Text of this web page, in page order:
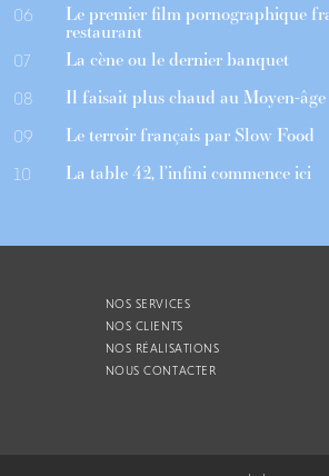
06 Le premier film pornographique
restaurant
07 La cène ou le dernier banquet
08 Il faisait plus chaud au Moyen-âge
09 Le terroir français par Slow Food
10 La table 42, l’infini commence ici
NOS SERVICES
NOS CLIENTS
NOS RÉALISATIONS
NOUS CONTACTER